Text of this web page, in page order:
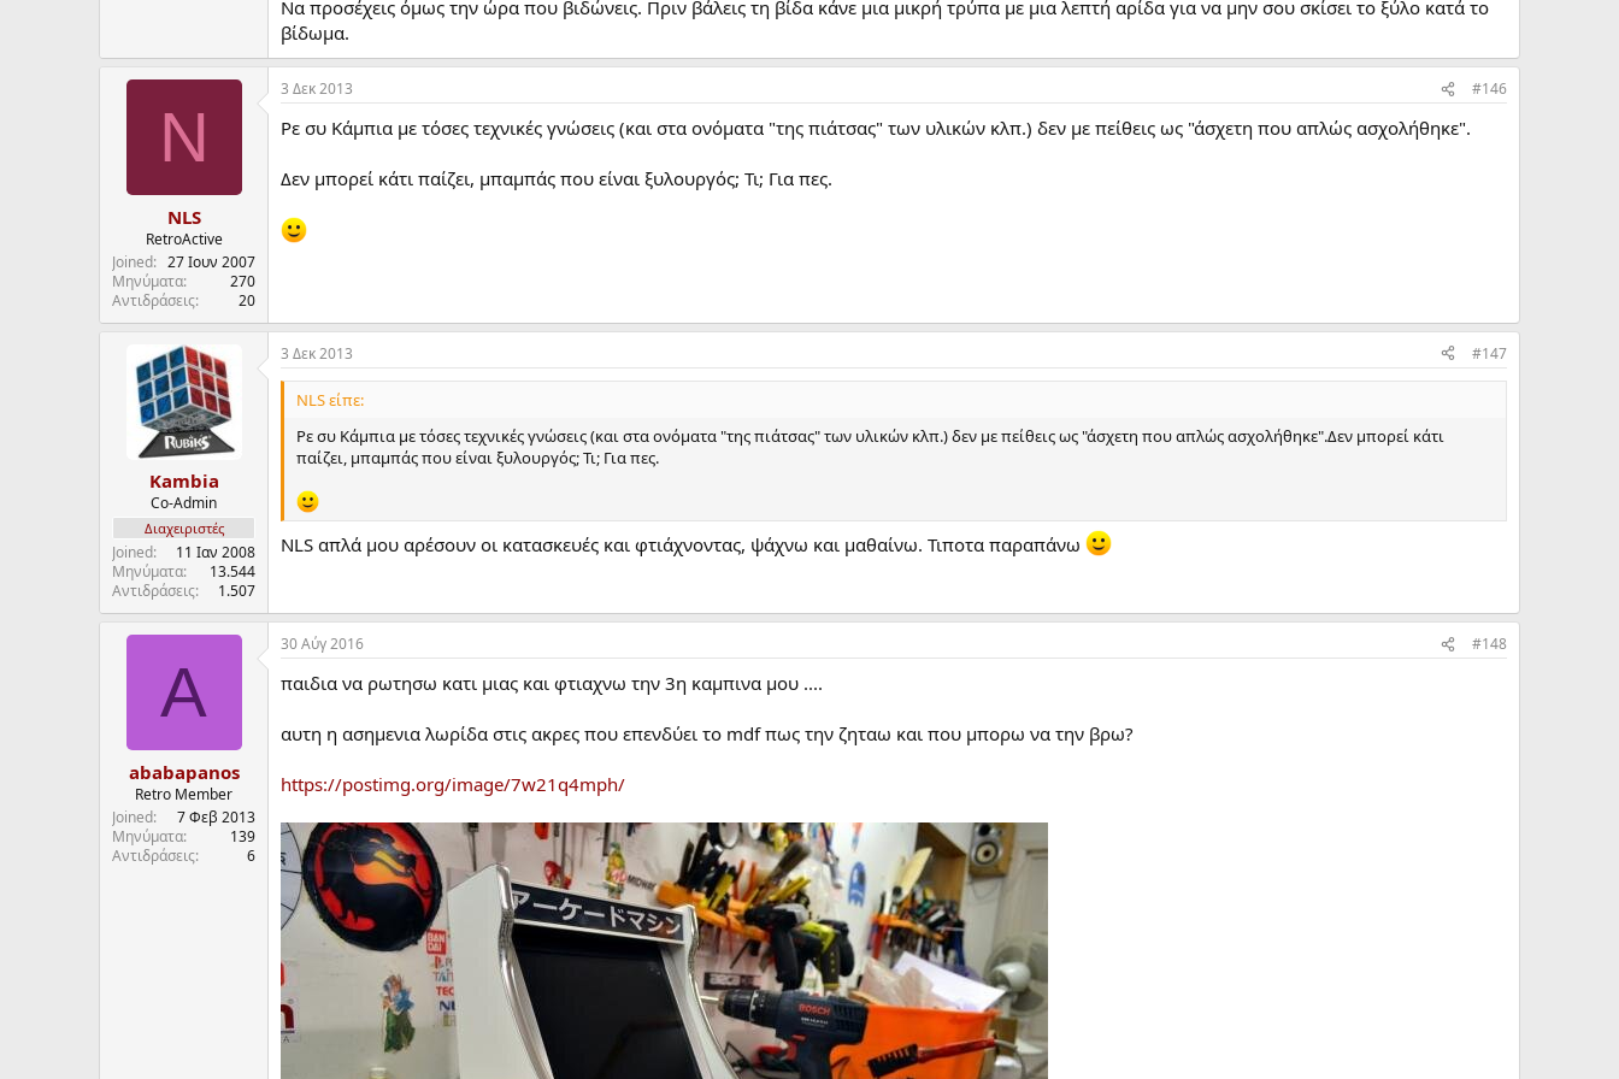
Να προσέχεις όμως την ώρα που βιδώνεις. Πριν βάλεις τη βίδα κάνε μια μικρή τρύπα με μια λεπτή αρίδα για να μην σου σκίσει το ξύλο κατά το
βίδωμα.
N
NLS
RetroActive
Joined
27 Ιουν 2007
Μηνύματα
270
Αντιδράσεις
20
3 Δεκ 2013 #146
Ρε συ Κάμπια με τόσες τεχνικές γνώσεις (και στα ονόματα "της πιάτσας" των υλικών κλπ.) δεν με πείθεις ως "άσχετη που απλώς ασχολήθηκε".
Δεν μπορεί κάτι παίζει, μπαμπάς που είναι ξυλουργός; Τι; Για πες.
Kambia
Co-Admin
Διαχειριστές
Joined
11 Ιαν 2008
Μηνύματα
13.544
Αντιδράσεις
1.507
3 Δεκ 2013 #147
NLS είπε:
Ρε συ Κάμπια με τόσες τεχνικές γνώσεις (και στα ονόματα "της πιάτσας" των υλικών κλπ.) δεν με πείθεις ως "άσχετη που απλώς ασχολήθηκε".Δεν μπορεί κάτι
παίζει, μπαμπάς που είναι ξυλουργός; Τι; Για πες.
NLS απλά μου αρέσουν οι κατασκευές και φτιάχνοντας, ψάχνω και μαθαίνω. Τιποτα παραπάνω
A
ababapanos
Retro Member
Joined
7 Φεβ 2013
Μηνύματα
139
Αντιδράσεις
6
30 Αύγ 2016 #148
παιδια να ρωτησω κατι μιας και φτιαχνω την 3η καμπινα μου ....
αυτη η ασημενια λωρίδα στις ακρες που επενδύει το mdf πως την ζηταω και που μπορω να την βρω?
https://postimg.org/image/7w21q4mph/